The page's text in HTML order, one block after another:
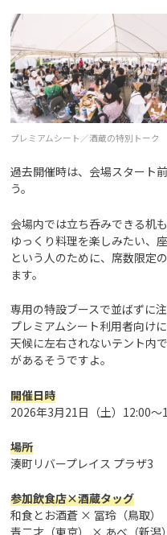
プレミアムシート／酒蔵の特別トーク
過去開催時は、会場スタート
う。
会場内では立ち呑みできる机
ゆっくり料理を楽しみたい、
という人のために、席数限定
ます。
専用の特設ブースで並ばずに
プレミアムシート利用者向け
天候に左右されないテント内
があるそうですよ。
開催日時
2026年3月21日（土）12:00～
場所
湊町リバープレイス プラザ3
参加飲食店×酒蔵タッグ
和食とお酒蒼 × 冨玲（鳥取）